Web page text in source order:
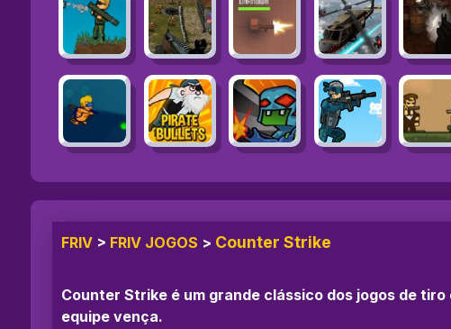
FRIV > FRIV JOGOS > Counter Strike
Counter Strike é um grande clássico dos jogos de
equipe vença.